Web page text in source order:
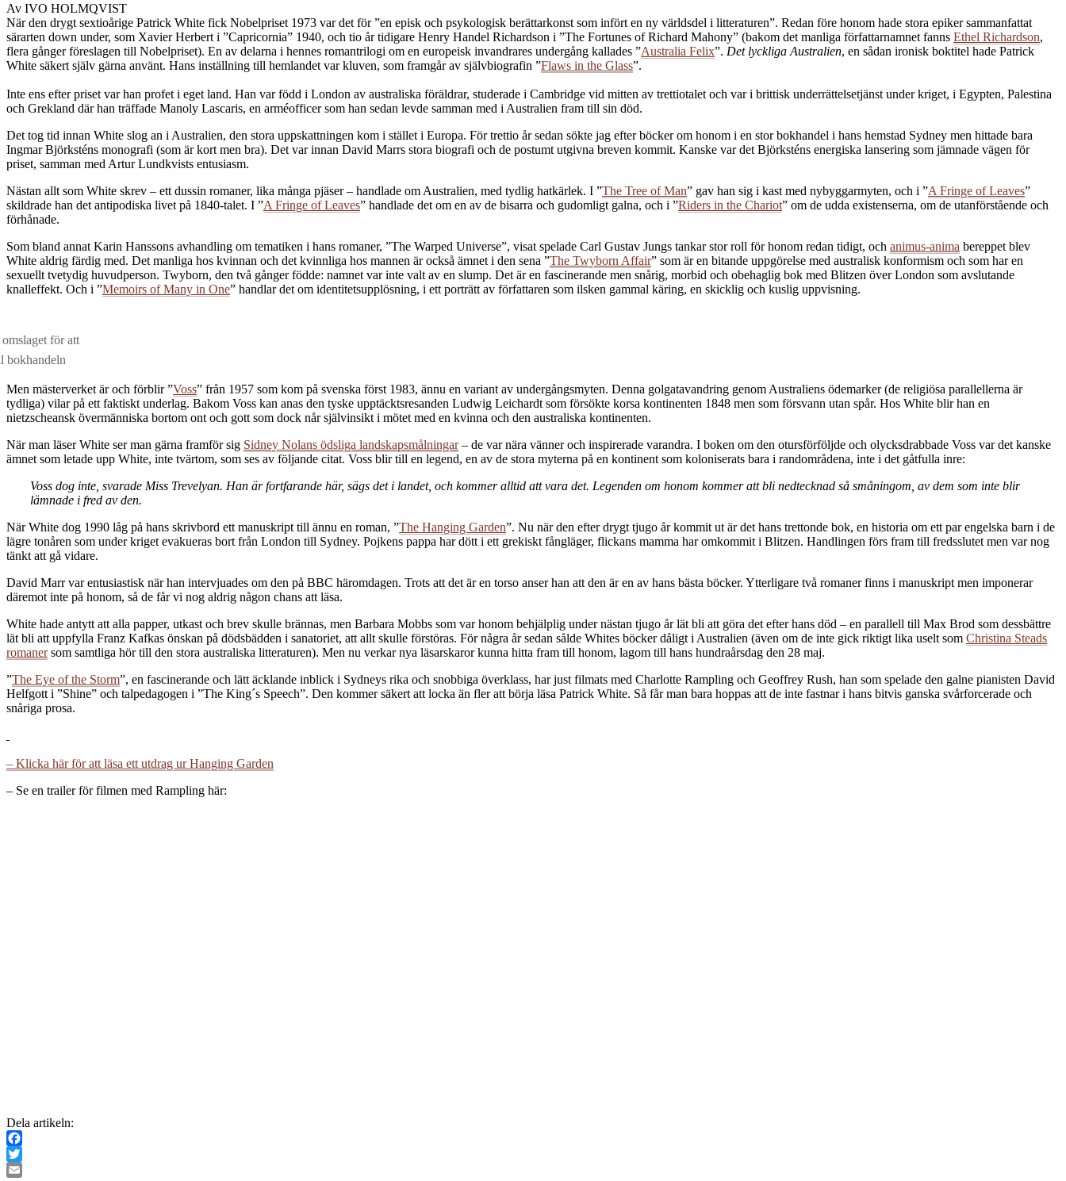
Av IVO HOLMQVIST
När den drygt sextioårige Patrick White fick Nobelpriset 1973 var det för ”en episk och psykologisk berättarkonst som infört en ny världsdel i litteraturen”. Redan före honom hade stora epiker sammanfattat
särarten down under, som Xavier Herbert i ”Capricornia” 1940, och tio år tidigare Henry Handel Richardson i ”The Fortunes of Richard Mahony” (bakom det manliga författarnamnet fanns Ethel Richardson,
flera gånger föreslagen till Nobelpriset). En av delarna i hennes romantrilogi om en europeisk invandrares undergång kallades ”Australia Felix”. Det lyckliga Australien, en sådan ironisk boktitel hade Patrick
White säkert själv gärna använt. Hans inställning till hemlandet var kluven, som framgår av självbiografin ”Flaws in the Glass”.
Inte ens efter priset var han profet i eget land. Han var född i London av australiska föräldrar, studerade i Cambridge vid mitten av trettiotalet och var i brittisk underrättelsetjänst under kriget, i Egypten, Palestina
och Grekland där han träffade Manoly Lascaris, en arméofficer som han sedan levde samman med i Australien fram till sin död.
Det tog tid innan White slog an i Australien, den stora uppskattningen kom i stället i Europa. För trettio år sedan sökte jag efter böcker om honom i en stor bokhandel i hans hemstad Sydney men hittade bara
Ingmar Björksténs monografi (som är kort men bra). Det var innan David Marrs stora biografi och de postumt utgivna breven kommit. Kanske var det Björksténs energiska lansering som jämnade vägen för
priset, samman med Artur Lundkvists entusiasm.
Nästan allt som White skrev – ett dussin romaner, lika många pjäser – handlade om Australien, med tydlig hatkärlek. I ”The Tree of Man” gav han sig i kast med nybyggarmyten, och i ”A Fringe of Leaves”
skildrade han det antipodiska livet på 1840-talet. I ”A Fringe of Leaves” handlade det om en av de bisarra och gudomligt galna, och i ”Riders in the Chariot” om de udda existenserna, om de utanförstående och
förhånade.
Som bland annat Karin Hanssons avhandling om tematiken i hans romaner, ”The Warped Universe”, visat spelade Carl Gustav Jungs tankar stor roll för honom redan tidigt, och animus-anima bereppet blev
White aldrig färdig med. Det manliga hos kvinnan och det kvinnliga hos mannen är också ämnet i den sena ”The Twyborn Affair” som är en bitande uppgörelse med australisk konformism och som har en
sexuellt tvetydig huvudperson. Twyborn, den två gånger födde: namnet var inte valt av en slump. Det är en fascinerande men snårig, morbid och obehaglig bok med Blitzen över London som avslutande
knalleffekt. Och i ”Memoirs of Many in One” handlar det om identitetsupplösning, i ett porträtt av författaren som ilsken gammal käring, en skicklig och kuslig uppvisning.
för att
bokhandeln
Men mästerverket är och förblir ”Voss” från 1957 som kom på svenska först 1983, ännu en variant av undergångsmyten. Denna golgatavandring genom Australiens ödemarker (de religiösa parallellerna är
tydliga) vilar på ett faktiskt underlag. Bakom Voss kan anas den tyske upptäcktsresanden Ludwig Leichardt som försökte korsa kontinenten 1848 men som försvann utan spår. Hos White blir han en
nietzscheansk övermänniska bortom ont och gott som dock når självinsikt i mötet med en kvinna och den australiska kontinenten.
När man läser White ser man gärna framför sig Sidney Nolans ödsliga landskapsmålningar– de var nära vänner och inspirerade varandra. I boken om den otursförföljde och olycksdrabbade Voss var det kanske
ämnet som letade upp White, inte tvärtom, som ses av följande citat. Voss blir till en legend, en av de stora myterna på en kontinent som koloniserats bara i randområdena, inte i det gåtfulla inre:
Voss dog inte, svarade Miss Trevelyan. Han är fortfarande här, sägs det i landet, och kommer alltid att vara det. Legenden om honom kommer att bli nedtecknad så småningom, av dem som inte blir
lämnade i fred av den.
När White dog 1990 låg på hans skrivbord ett manuskript till ännu en roman, ”The Hanging Garden”. Nu när den efter drygt tjugo år kommit ut är det hans trettonde bok, en historia om ett par engelska barn i de
lägre tonåren som under kriget evakueras bort från London till Sydney. Pojkens pappa har dött i ett grekiskt fångläger, flickans mamma har omkommit i Blitzen. Handlingen förs fram till fredsslutet men var nog
tänkt att gå vidare.
David Marr var entusiastisk när han intervjuades om den på BBC häromdagen. Trots att det är en torso anser han att den är en av hans bästa böcker. Ytterligare två romaner finns i manuskript men imponerar
däremot inte på honom, så de får vi nog aldrig någon chans att läsa.
White hade antytt att alla papper, utkast och brev skulle brännas, men Barbara Mobbs som var honom behjälplig under nästan tjugo år lät bli att göra det efter hans död – en parallell till Max Brod som dessbättre
lät bli att uppfylla Franz Kafkas önskan på dödsbädden i sanatoriet, att allt skulle förstöras. För några år sedan sålde Whites böcker dåligt i Australien (även om de inte gick riktigt lika uselt som Christina Steads
romanersom samtliga hör till den stora australiska litteraturen). Men nu verkar nya läsarskaror kunna hitta fram till honom, lagom till hans hundraårsdag den 28 maj.
”The Eye of the Storm”, en fascinerande och lätt äcklande inblick i Sydneys rika och snobbiga överklass, har just filmats med Charlotte Rampling och Geoffrey Rush, han som spelade den galne pianisten David
Helfgott i ”Shine” och talpedagogen i ”The King´s Speech”. Den kommer säkert att locka än fler att börja läsa Patrick White. Så får man bara hoppas att de inte fastnar i hans bitvis ganska svårforcerade och
snåriga prosa.
– Klicka här för att läsa ett utdrag ur Hanging Garden
– Se en trailer för filmen med Rampling här:
Dela artikeln:
Facebook
Twitter